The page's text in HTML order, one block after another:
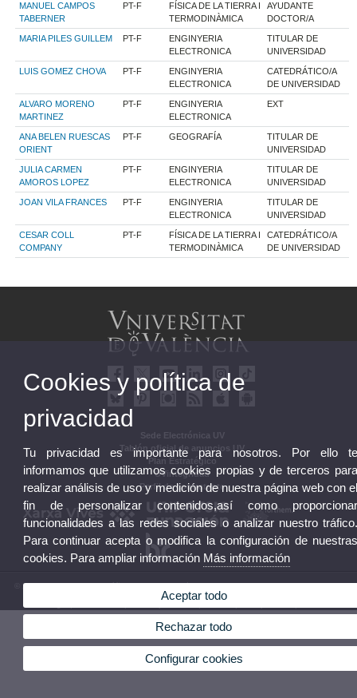
MANUEL CAMPOS
TABERNER
PT-F
FÍSICA DE LA TIERRA I
TERMODINÀMICA
AYUDANTE
DOCTOR/A
MARIA PILES GUILLEM PT-F
ENGINYERIA
ELECTRONICA
TITULAR DE
UNIVERSIDAD
LUIS GOMEZ CHOVA PT-F
ENGINYERIA
ELECTRONICA
CATEDRÁTICO/A
DE UNIVERSIDAD
ALVARO MORENO
MARTINEZ
PT-F
ENGINYERIA
ELECTRONICA
EXT
ANA BELEN RUESCAS
ORIENT
PT-F GEOGRAFÍA
TITULAR DE
UNIVERSIDAD
JULIA CARMEN
AMOROS LOPEZ
PT-F
ENGINYERIA
ELECTRONICA
TITULAR DE
UNIVERSIDAD
JOAN VILA FRANCES PT-F
ENGINYERIA
ELECTRONICA
TITULAR DE
UNIVERSIDAD
CESAR COLL
COMPANY
PT-F
FÍSICA DE LA TIERRA I
TERMODINÀMICA
CATEDRÁTICO/A
DE UNIVERSIDAD
Sede Electrónica UV
Tablón oficial de anuncios UV
Plan Estratégico
UVintegridad
Perfil de contratante
© 2026 UV. - Av. Blasco Ibáñez, 13. 46010 València. Espanya. Tel. UV: (+34) 963 86 41 00
Política privacidad
Cookies y política de
privacidad
Tu privacidad es importante para nosotros. Por ello
informamos que utilizamos cookies propias y de terceros
realizar análisis de uso y medición de nuestra página web con
fin de personalizar contenidos,así como
funcionalidades a las redes sociales o analizar nuestro
Para continuar acepta o modifica la configuración de
cookies. Para ampliar información Más información
Aceptar todo
Rechazar todo
Configurar cookies